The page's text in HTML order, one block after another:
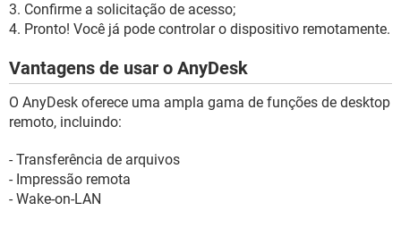
3. Confirme a solicitação de acesso;
4. Pronto! Você já pode controlar o dispositivo remotamente.
Vantagens de usar o AnyDesk
O AnyDesk oferece uma ampla gama de funções de desktop
remoto, incluindo:
- Transferência de arquivos
- Impressão remota
- Wake-on-LAN